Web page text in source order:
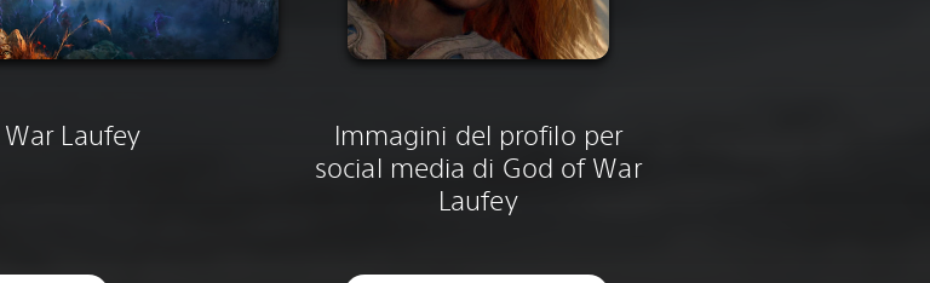
Laufey
Immagini del profilo per
social media di God of War
Laufey